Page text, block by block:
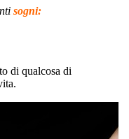
sogni:
di qualcosa di